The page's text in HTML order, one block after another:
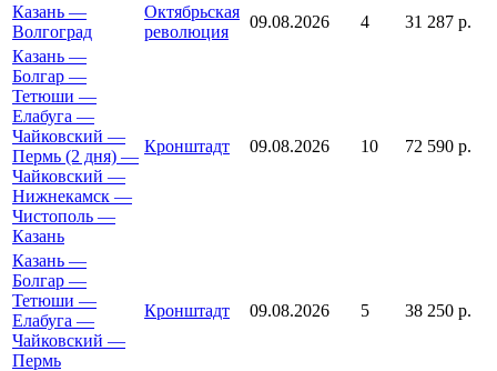
Казань —
Волгоград
Октябрьская
революция
09.08.2026 4
31 287 р.
Казань —
Болгар —
Тетюши —
Елабуга —
Чайковский —
Пермь (2 дня) —
Чайковский —
Нижнекамск —
Чистополь —
Казань
Кронштадт 09.08.2026 10 72 590 р.
Казань —
Болгар —
Тетюши —
Елабуга —
Чайковский —
Пермь
Кронштадт 09.08.2026 5 38 250 р.